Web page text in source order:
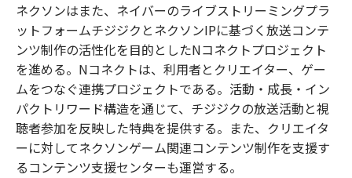
ネクソンはまた、ネイバーのライブストリーミングプラ
ットフォームチジジクとネクソンIPに基づく放送コンテ
ンツ制作の活性化を目的としたNコネクトプロジェクト
を進める。Nコネクトは、利用者とクリエイター、ゲー
ムをつなぐ連携プロジェクトである。活動・成長・イン
パクトリワード構造を通じて、チジジクの放送活動と視
聴者参加を反映した特典を提供する。また、クリエイタ
ーに対してネクソンゲーム関連コンテンツ制作を支援す
るコンテンツ支援センターも運営する。